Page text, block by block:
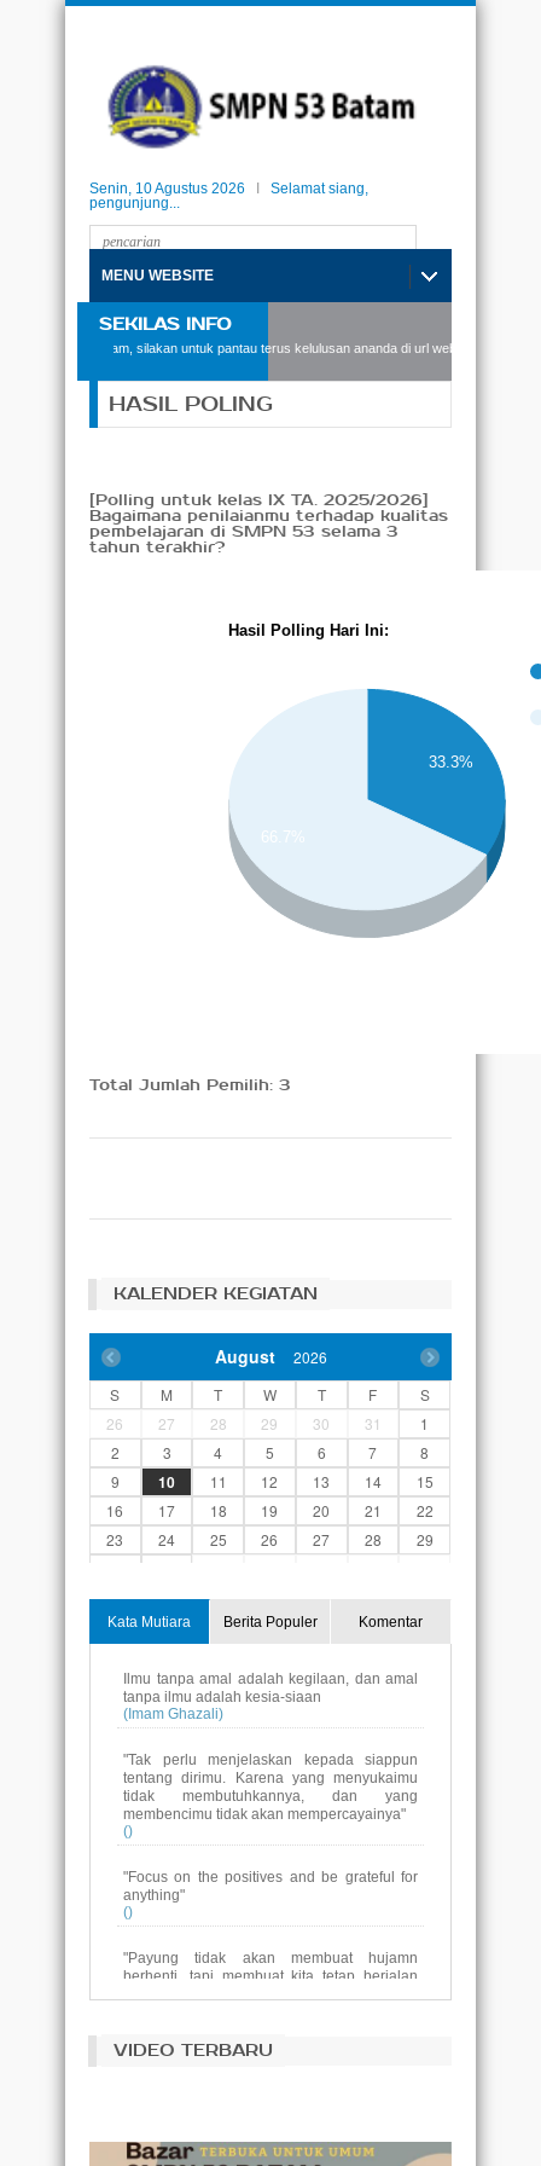
Senin, 10 Agustus 2026
Selamat siang,
pengunjung...
MENU WEBSITE
SEKILAS INFO
SMPN53 Batam, silakan untuk pantau terus kelulusan ananda di url website berikut:
HASIL POLING
[Polling untuk kelas IX TA. 2025/2026]
Bagaimana penilaianmu terhadap kualitas
pembelajaran di SMPN 53 selama 3
tahun terakhir?
Hasil Polling Hari Ini:
33.3%
66.7%
Total Jumlah Pemilih: 3
KALENDER KEGIATAN
August
2026
S
M T W T F
S
26
27 28 29 30 31
1
2
3 4 5 6 7
8
9
10 11 12 13 14
15
16
17 18 19 20 21
22
23
24 25 26 27 28
29
Kata Mutiara Berita Populer Komentar
Ilmu tanpa amal adalah kegilaan, dan amal
tanpa ilmu adalah kesia-siaan
(Imam Ghazali)
"Tak perlu menjelaskan kepada siappun
tentang dirimu. Karena yang menyukaimu
tidak membutuhkannya, dan yang
membencimu tidak akan mempercayainya"
()
"Focus on the positives and be grateful for
anything"
()
"Payung tidak akan membuat hujamn
berhenti, tapi membuat kita tetap berjalan
hujan"
pikiran yang terbuka.
VIDEO TERBARU